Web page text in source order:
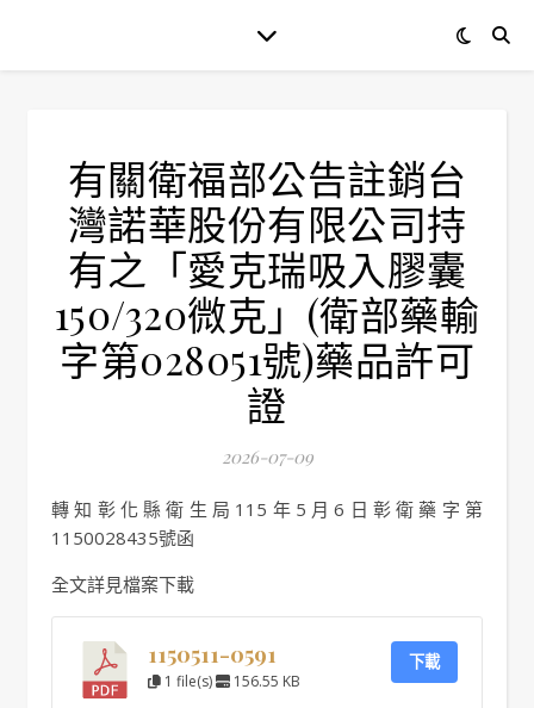
有關衛福部公告註銷台
灣諾華股份有限公司持
有之「愛克瑞吸入膠囊
150/320微克」(衛部藥輸
字第028051號)藥品許可
證
2026-07-09
轉知彰化縣衛生局115年5月6日彰衛藥字第
1150028435號函
全文詳見檔案下載
1150511-0591
1 file(s) 156.55 KB
下載